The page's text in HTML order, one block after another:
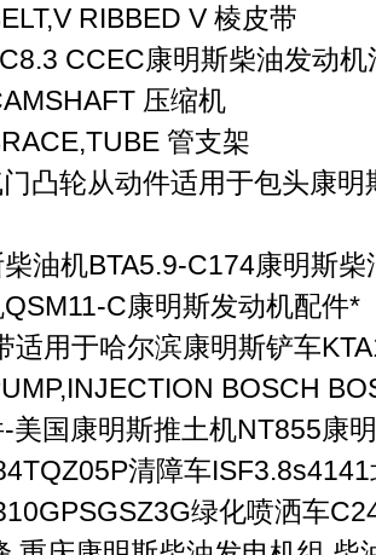
RIBBED V 棱皮带
CCEC康明斯柴油发动机
压缩机
管支架
凸轮从动件适用于包头康
油机BTA5.9-C174康明斯柴
C康明斯发动机配件*
适用于哈尔滨康明斯铲车
BOSCH
美国康明斯推土机NT855康
清障车
绿化喷洒车